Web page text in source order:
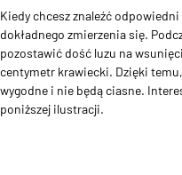
Kiedy chcesz znaleźć
dokładnego zmierzenia się.
pozostawić dość luzu na
centymetr krawiecki. Dzięki
wygodne i nie będą ciasne.
poniższej ilustracji.